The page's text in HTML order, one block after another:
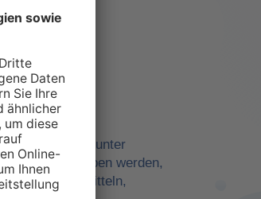
selbst
Quellen, unter
angegeben werden,
zu ermitteln,